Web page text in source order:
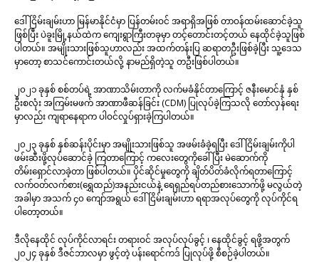
ဒေါ်ငြိမ်းချမ်းဟာ မြန်မာနိုင်ငံမှာ ပြန်တမ်းဝင် အရာရှိအဖြစ် တာဝန်ထမ်းဆောင်ခဲ့သူ
ဖြစ်ပြီး ပဲခူးမြို့နယ်ထဲက ကျေးရွာကြီးတခုမှာ တင့်တောင်းတင့်တယ် နေထိုင်ခဲ့သူဖြစ်
ပါတယ်။ အမျိုးသားဖြစ်သူဟာလည်း အထက်တန်းပြ ဆရာတဦးဖြစ်ခဲ့ပြီး သူ့ဒေသ
မှာတော့ စာသင်ကောင်းတယ်လို့ နာမည်ရှိတဲ့သူ တဦးဖြစ်ပါတယ်။
၂၀၂၁ ခုနှစ် စစ်တပ်ရဲ့ အာဏာသိမ်းတာကို လက်မခံနိုင်တာကြောင့် ဇနီးမောင်နှံ နှစ်
ဦးစလုံး အကြမ်းမဖက် အာဏာဖီဆန်ခြင်း (CDM) ပြုလုပ်ခဲ့ကြသလို တော်လှန်ရေး
မှာလည်း ကျရာနေရာက ပါဝင်လှုပ်ရှားခဲ့ကြပါတယ်။
၂၀၂၃ ခုနှစ် နှစ်ဆန်းပိုင်းမှာ အမျိုးသားဖြစ်သူ အဖမ်းခံခဲ့ရပြီး ဒေါ်ငြိမ်းချမ်းကိုပါ
ဖမ်းဆီးဖို့လုပ်ဆောင်ခဲ့ ကြတာကြောင့် ကလေးတွေကိုခေါ်ပြီး မဲဆောက်ကို
တိမ်းရှောင်လာခဲ့တာ ဖြစ်ပါတယ်။ ပိုင်ဆိုင်မှုတွေကို ချိတ်ပိတ်ခံလိုက်ရတာကြောင့်
လက်ဝတ်လက်စား(ရွှေထည်)အနည်းငယ်နဲ့ ရေရှည်ရပ်တည်စားသောက်ဖို့ မလွယ်တဲ့
အခါမှာ အသက် ၄၀ ကျော်အရွယ် ဒေါ်ငြိမ်းချမ်းဟာ ရရာအလုပ်တွေကို လုပ်ကိုင်ရ
ပါတော့တယ်။
ဒီလိုနေထိုင် လုပ်ကိုင်လာရင်း တရားဝင် အလုပ်လုပ်ခွင့် ၊ နေထိုင်ခွင့် ရဖို့အတွက်
၂၀၂၄ ခုနှစ် ဒီဇင်ဘာလမှာ ဖွင့်တဲ့ ပန်းရောင်ကဒ် ပြုလုပ်ဖို့ စီစဉ်ခဲ့ပါတယ်။